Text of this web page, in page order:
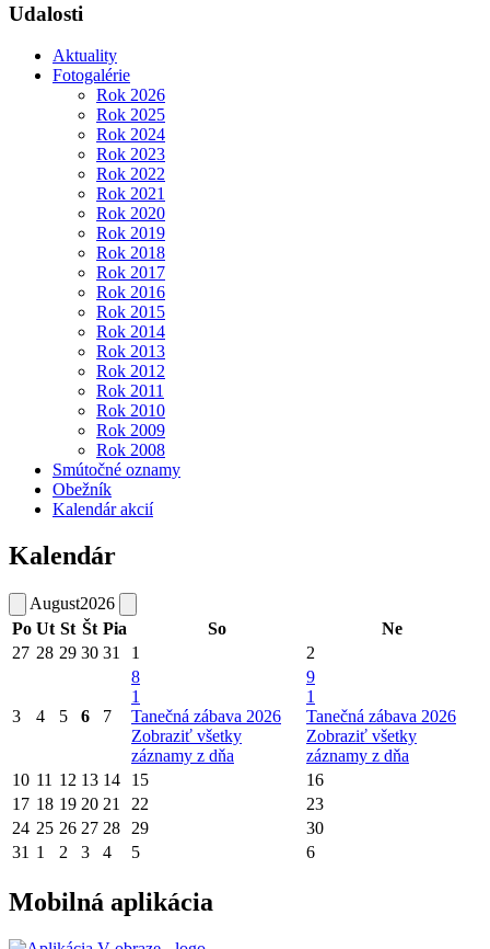
Udalosti
Aktuality
Fotogalérie
Rok 2026
Rok 2025
Rok 2024
Rok 2023
Rok 2022
Rok 2021
Rok 2020
Rok 2019
Rok 2018
Rok 2017
Rok 2016
Rok 2015
Rok 2014
Rok 2013
Rok 2012
Rok 2011
Rok 2010
Rok 2009
Rok 2008
Smútočné oznamy
Obežník
Kalendár akcií
Kalendár
August2026
Po Ut St Št Pia So
Ne
27 28 29 30 31 1 2
3 4 5 6 7
8
1
Tanečná zábava 2026
Zobraziť všetky
záznamy z dňa
9
1
Tanečná zábava 2026
Zobraziť všetky
záznamy z dňa
10 11 12 13 14 15
16
17 18 19 20 21 22
23
24 25 26 27 28 29
30
31 1 2 3 4 5 6
Mobilná aplikácia